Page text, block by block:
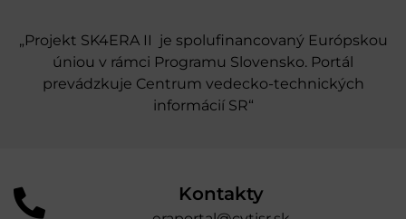
„Projekt SK4ERA II je spolufinancovaný Európskou
úniou v rámci Programu Slovensko. Portál
prevádzkuje Centrum vedecko-technických
informácií SR“
Kontakty